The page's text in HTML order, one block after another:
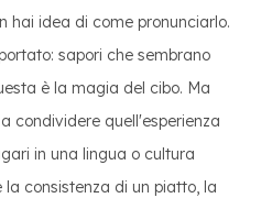
hai idea di come pronunciarlo.
sapori che sembrano
è la magia del cibo. Ma
condividere quell'esperienza
in una lingua o cultura
consistenza di un piatto, la